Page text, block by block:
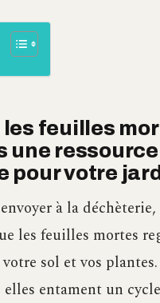
les feuilles
une ressource
pour votre
à la
les feuilles mortes
sol et vos
entament un